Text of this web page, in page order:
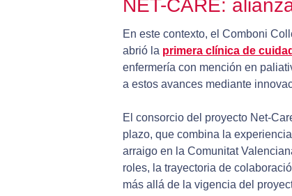
NET-CARE:
En este contexto, el Comboni
abrió la primera clínica de
enfermería con mención en
a estos avances mediante
El consorcio del proyecto Net-
plazo, que combina la
arraigo en la Comunitat
roles, la trayectoria de
más allá de la vigencia del